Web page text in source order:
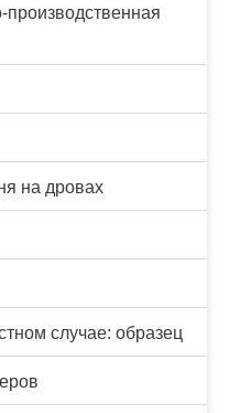
на дровах
случае: образец